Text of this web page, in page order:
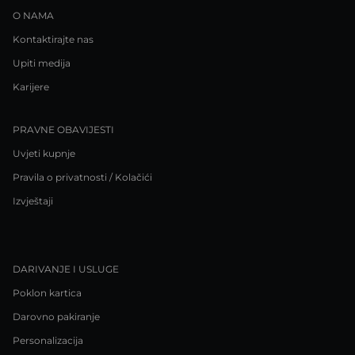
O NAMA
Kontaktirajte nas
Upiti medija
Karijere
PRAVNE OBAVIJESTI
Uvjeti kupnje
Pravila o privatnosti / Kolačići
Izvještaji
DARIVANJE I USLUGE
Poklon kartica
Darovno pakiranje
Personalizacija